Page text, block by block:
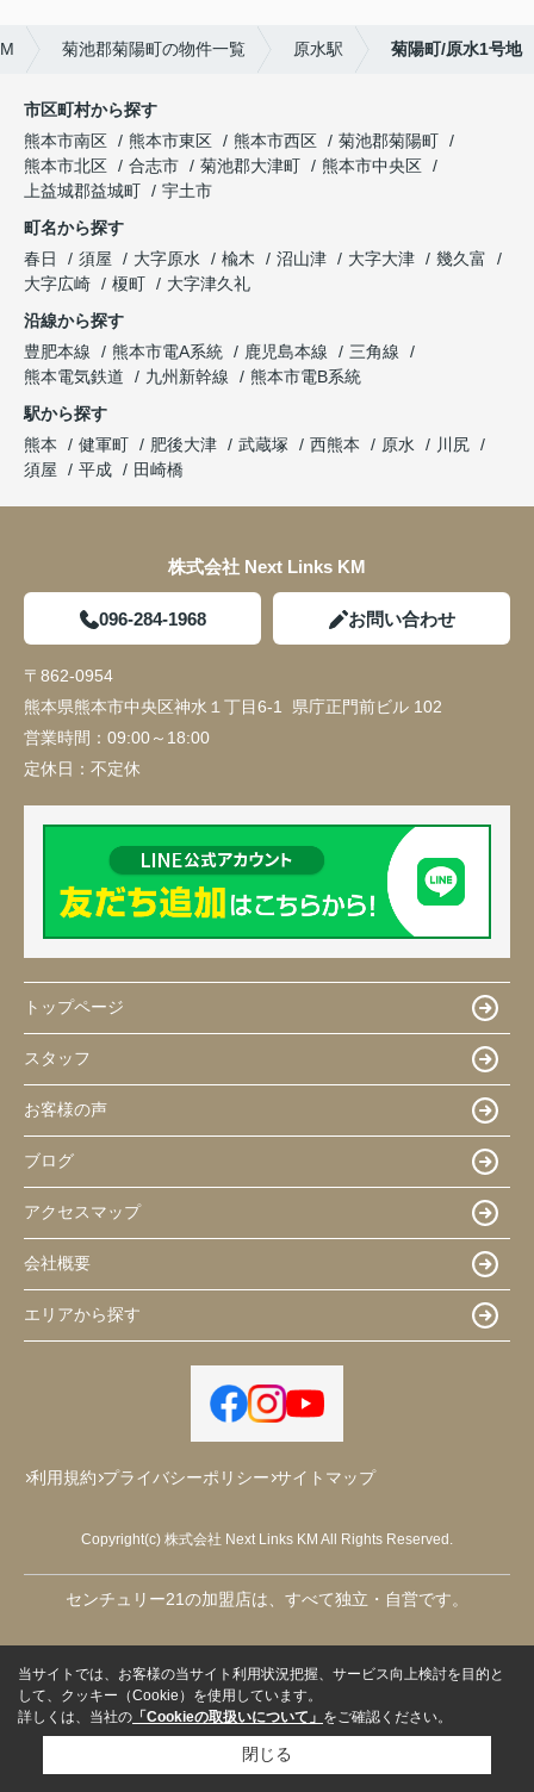
菊池郡菊陽町の物件一覧 原水駅 菊陽町/原水1号地
市区町村から探す
熊本市南区
熊本市東区 熊本市西区
菊池郡菊陽町
熊本市北区
合志市 菊池郡大津町
熊本市中央区
上益城郡益城町
宇土市
町名から探す
春日
須屋 大字原水 楡木 沼山津 大字大津
幾久富
大字広崎
榎町
大字津久礼
沿線から探す
豊肥本線
熊本市電A系統 鹿児島本線
三角線
熊本電気鉄道
九州新幹線
熊本市電B系統
駅から探す
熊本
健軍町 肥後大津 武蔵塚 西熊本 原水
川尻
須屋
平成 田崎橋
株式会社 Next Links KM
096-284-1968 お問い合わせ
〒862-0954
熊本県熊本市中央区神水１丁目6-1 県庁正門前ビル 102
営業時間： 09:00～18:00
定休日： 不定休
トップページ
スタッフ
お客様の声
ブログ
アクセスマップ
会社概要
エリアから探す
利用規約 プライバシーポリシー サイトマップ
Copyright(c) 株式会社 Next Links KM All Rights Reserved.
センチュリー21の加盟店は、すべて独立・自営です。
当サイトでは、お客様の当サイト利用状況把握、サービス向上検討を目的と
して、クッキー（Cookie）を使用しています。
詳しくは、当社の 「Cookieの取扱いについて」 をご確認ください。
閉じる